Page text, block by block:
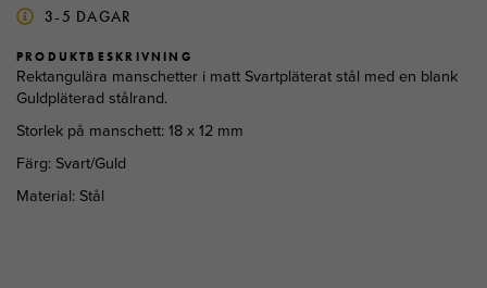
PRODUKTBESKRIVNING
Rektangulära manschetter i matt Svartpläterat stål med en blank
Guldpläterad stålrand.
Storlek på manschett: 18 x 12 mm
Färg: Svart/Guld
Material: Stål
3-5 DAGAR